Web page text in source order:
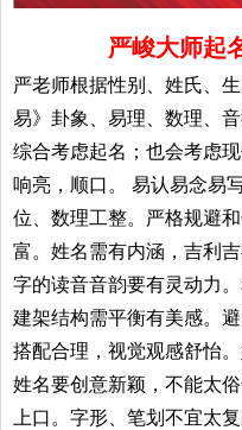
严峻大师起
严老师根据性别、姓氏、
易》卦象、易理、数理、
综合考虑起名；也会考虑
响亮，顺口。 易认易念易
位、数理工整。严格规避
富。姓名需有内涵，吉利
字的读音音韵要有灵动力
建架结构需平衡有美感。
搭配合理，视觉观感舒怡
姓名要创意新颖，不能太
上口。字形、笔划不宜太